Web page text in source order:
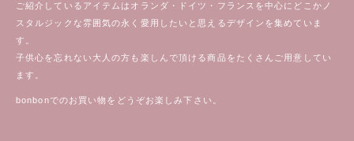
ご紹介しているアイテムはオランダ・ドイツ・フランスを中心にどこかノ
スタルジックな雰囲気の永く愛用したいと思えるデザインを集めていま
す。
子供心を忘れない大人の方も楽しんで頂ける商品をたくさんご用意してい
ます。
bonbonでのお買い物をどうぞお楽しみ下さい。